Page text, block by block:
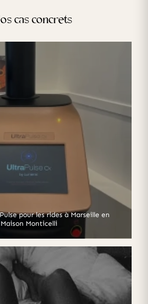
cas concrets
pour les rides à Marseille en
Monticelli